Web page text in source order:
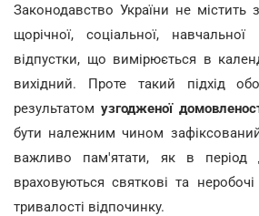
Законодавство України не містить
щорічної, соціальної,
відпустки, що вимірюється в
вихідний. Проте такий підхід
результатом узгодженої
бути належним чином
важливо пам'ятати, як в період
враховуються святкові та
тривалості відпочинку.